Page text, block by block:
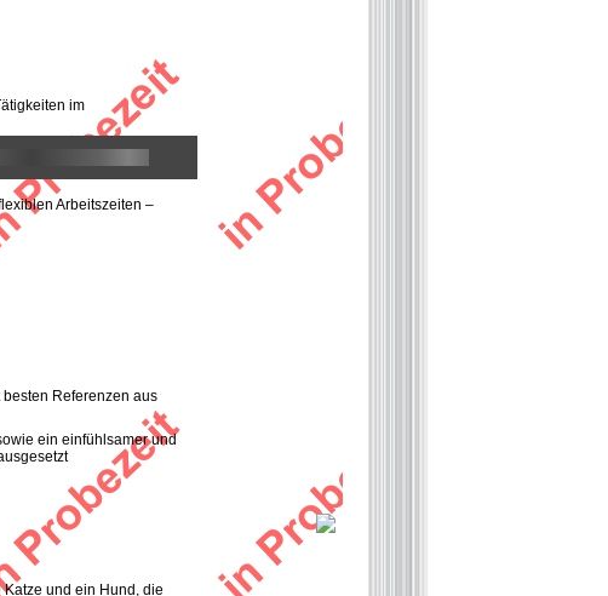
im
Arbeitszeiten –
Referenzen aus
ein einfühlsamer und
und ein Hund, die